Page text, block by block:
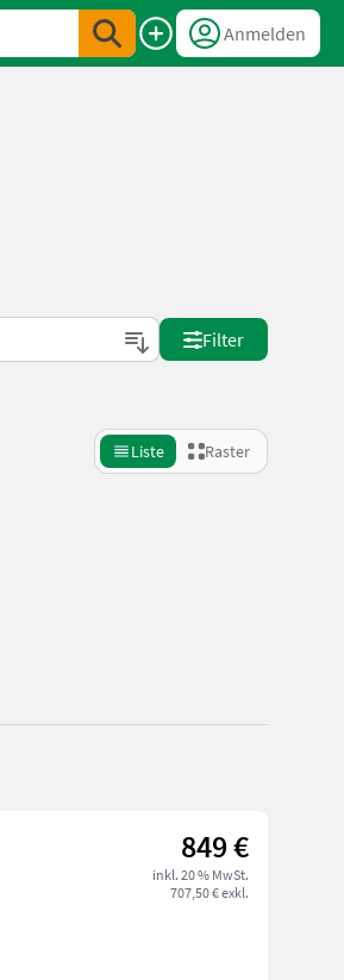
Anmelden
Filter
Liste Raster
849 €
inkl. 20 % MwSt.
707,50 € exkl.